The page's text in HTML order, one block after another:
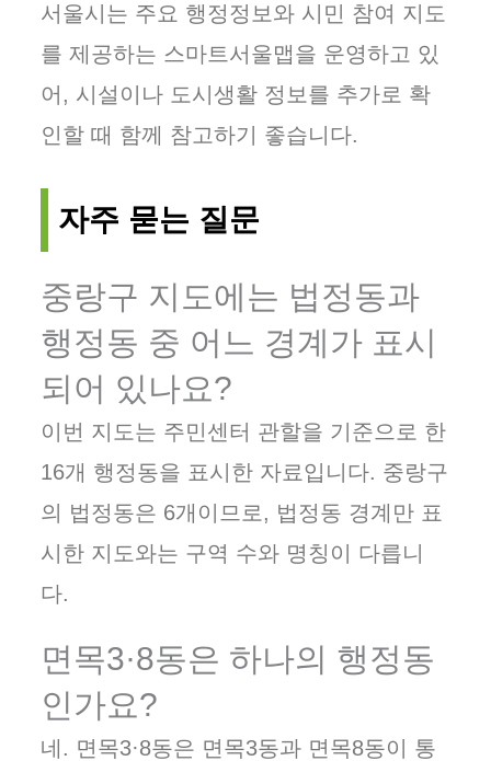
서울시는 주요 행정정보와 시민 참여 지도
를 제공하는 스마트서울맵을 운영하고 있
어, 시설이나 도시생활 정보를 추가로 확
인할 때 함께 참고하기 좋습니다.
자주 묻는 질문
중랑구 지도에는 법정동과
행정동 중 어느 경계가 표시
되어 있나요?
이번 지도는 주민센터 관할을 기준으로 한
16개 행정동을 표시한 자료입니다. 중랑구
의 법정동은 6개이므로, 법정동 경계만 표
시한 지도와는 구역 수와 명칭이 다릅니
다.
면목3·8동은 하나의 행정동
인가요?
네. 면목3·8동은 면목3동과 면목8동이 통